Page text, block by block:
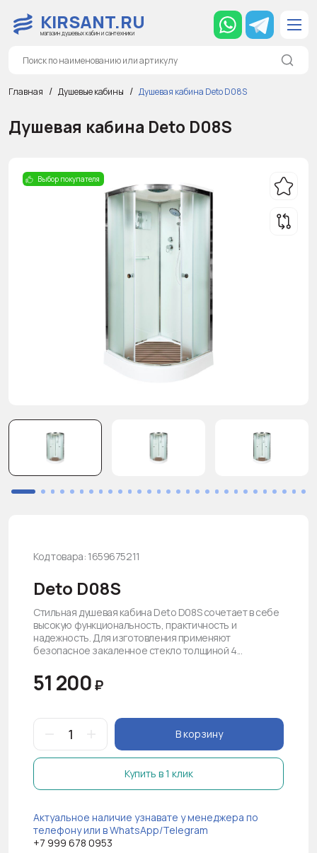
KIRSANT.RU
магазин душевых кабин и сантехники
Главная Душевые кабины Душевая кабина Deto D08S
Душевая кабина Deto D08S
Выбор покупателя
Код товара: 1659675211
Deto D08S
Стильная душевая кабина Deto D08S сочетает в себе
высокую функциональность, практичность и
надежность. Для изготовления применяют
безопасное закаленное стекло толщиной 4...
51 200₽
В корзину
Купить в 1 клик
Актуальное наличие узнавате у менеджера по
телефону или в WhatsApp/Telegram
+7 999 678 0953